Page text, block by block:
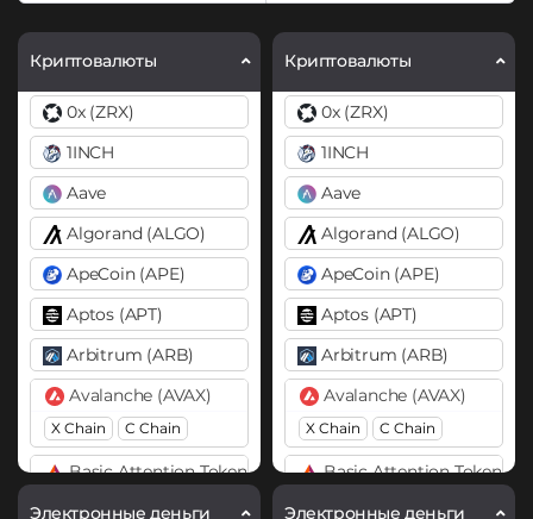
Криптовалюты
0x (ZRX)
1INCH
Aave
Algorand (ALGO)
ApeCoin (APE)
Aptos (APT)
Arbitrum (ARB)
Avalanche (AVAX)
X Chain C Chain
Basic Attention Token (BAT)
Электронные деньги
Криптовалюты
0x (ZRX)
1INCH
Aave
Algorand (ALGO)
ApeCoin (APE)
Aptos (APT)
Arbitrum (ARB)
Avalanche (AVAX)
X Chain C Chain
Basic Attention Token
Электронные деньги